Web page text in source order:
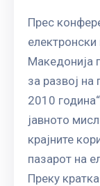
Прес
Македонија
за развој на
2010
јавното
крајните
пазарот на
Преку